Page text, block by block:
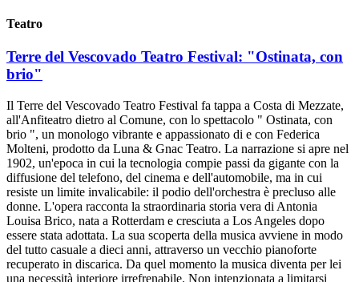
Teatro
Terre del Vescovado Teatro Festival: "Ostinata, con
brio"
Il Terre del Vescovado Teatro Festival fa tappa a Costa di Mezzate,
all'Anfiteatro dietro al Comune, con lo spettacolo " Ostinata, con
brio ", un monologo vibrante e appassionato di e con Federica
Molteni, prodotto da Luna & Gnac Teatro. La narrazione si apre nel
1902, un'epoca in cui la tecnologia compie passi da gigante con la
diffusione del telefono, del cinema e dell'automobile, ma in cui
resiste un limite invalicabile: il podio dell'orchestra è precluso alle
donne. L'opera racconta la straordinaria storia vera di Antonia
Louisa Brico, nata a Rotterdam e cresciuta a Los Angeles dopo
essere stata adottata. La sua scoperta della musica avviene in modo
del tutto casuale a dieci anni, attraverso un vecchio pianoforte
recuperato in discarica. Da quel momento la musica diventa per lei
una necessità interiore irrefrenabile. Non intenzionata a limitarsi